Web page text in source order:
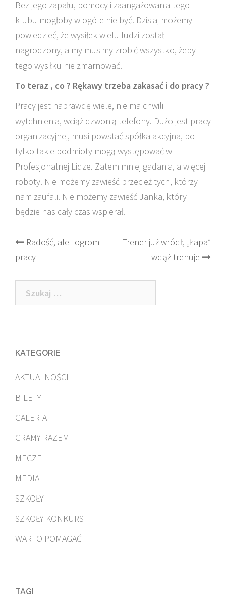
Bez jego zapału, pomocy i zaangażowania tego
klubu mogłoby w ogóle nie być. Dzisiaj możemy
powiedzieć, że wysiłek wielu ludzi został
nagrodzony, a my musimy zrobić wszystko, żeby
tego wysiłku nie zmarnować.
To teraz , co ? Rękawy trzeba zakasać i do pracy ?
Pracy jest naprawdę wiele, nie ma chwili
wytchnienia, wciąż dzwonią telefony. Dużo jest pracy
organizacyjnej, musi powstać spółka akcyjna, bo
tylko takie podmioty mogą występować w
Profesjonalnej Lidze. Zatem mniej gadania, a więcej
roboty. Nie możemy zawieść przecież tych, którzy
nam zaufali. Nie możemy zawieść Janka, który
będzie nas cały czas wspierał.
Post
navigation
Radość, ale i ogrom
pracy
Trener już wrócił, „Łapa”
wciąż trenuje
Szukaj:
KATEGORIE
AKTUALNOŚCI
BILETY
GALERIA
GRAMY RAZEM
MECZE
MEDIA
SZKOŁY
SZKOŁY KONKURS
WARTO POMAGAĆ
TAGI